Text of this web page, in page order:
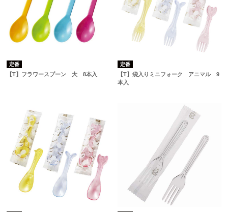
定番
【T】フラワースプーン 大 8本入
定番
【T】袋入りミニフォーク アニマル 9
本入